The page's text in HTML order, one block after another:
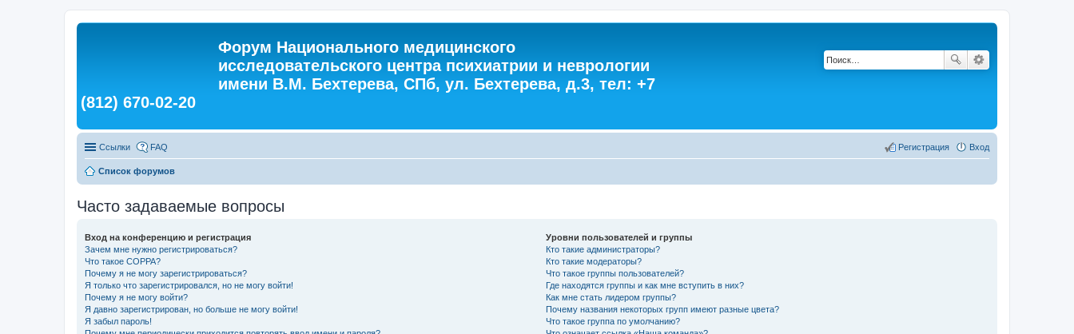
Форум Национального медицинского
исследовательского центра психиатрии и неврологии
имени В.М. Бехтерева, СПб, ул. Бехтерева, д.3, тел: +7
(812) 670-02-20
Ссылки FAQ Вход
Регистрация
Список форумов
Часто задаваемые вопросы
Вход на конференцию и регистрация
Зачем мне нужно регистрироваться?
Что такое COPPA?
Почему я не могу зарегистрироваться?
Я только что зарегистрировался, но не могу войти!
Почему я не могу войти?
Я давно зарегистрирован, но больше не могу войти!
Я забыл пароль!
Уровни пользователей и группы
Кто такие администраторы?
Кто такие модераторы?
Что такое группы пользователей?
Где находятся группы и как мне вступить в них?
Как мне стать лидером группы?
Почему названия некоторых групп имеют разные цвета?
Что такое группа по умолчанию?